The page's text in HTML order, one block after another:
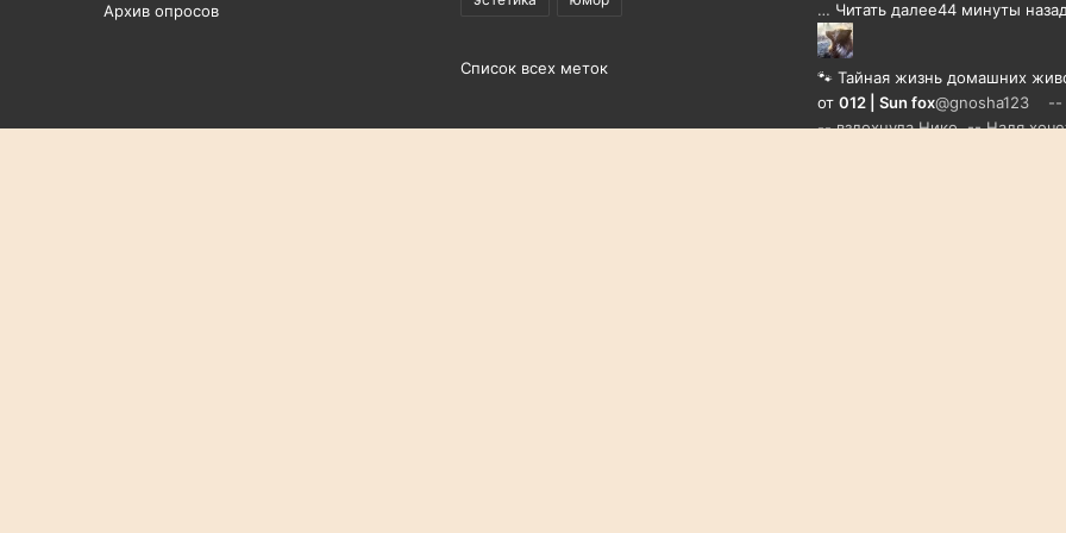
Архив опросов
Список всех меток
… Читать далее44 минуты назад
🐾 Тайная жизнь домашних
от 012 | Sun fox@gnosha123 --
-- вздохнула Нико. -- Надя